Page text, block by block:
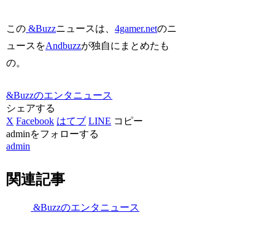
この &Buzzニュースは、4gamer.netのニ
ュースをAndbuzzが独自にまとめたも
の。
&Buzzのエンタニュース
シェアする
X Facebook はてブ LINE コピー
adminをフォローする
admin
関連記事
&Buzzのエンタニュース